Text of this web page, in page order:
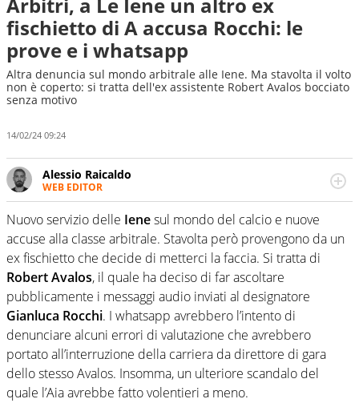
fischietto di A accusa Rocchi: le
prove e i whatsapp
Altra denuncia sul mondo arbitrale alle Iene. Ma stavolta il volto
non è coperto: si tratta dell'ex assistente Robert Avalos bocciato
senza motivo
14/02/24 09:24
Alessio Raicaldo
WEB EDITOR
Un figlio che si chiama Diego e la tesi di laurea sugli stadi
di proprietà in Italia. Il calcio quale filo conduttore
irrinunciabile tra passione e professione. Per Virgilio
Sport indaga, approfondisce e scandaglia l'universo
mondo dello sport per antonomasia
Nuovo servizio delle Ienesul mondo del calcio e nuove
accuse alla classe arbitrale. Stavolta però provengono da un
ex fischietto che decide di metterci la faccia. Si tratta di
Robert Avalos, il quale ha deciso di far ascoltare
pubblicamente i messaggi audio inviati al designatore
Gianluca Rocchi. I whatsapp avrebbero l’intento di
denunciare alcuni errori di valutazione che avrebbero
portato all’interruzione della carriera da direttore di gara
dello stesso Avalos. Insomma, un ulteriore scandalo del
quale l’Aia avrebbe fatto volentieri a meno.